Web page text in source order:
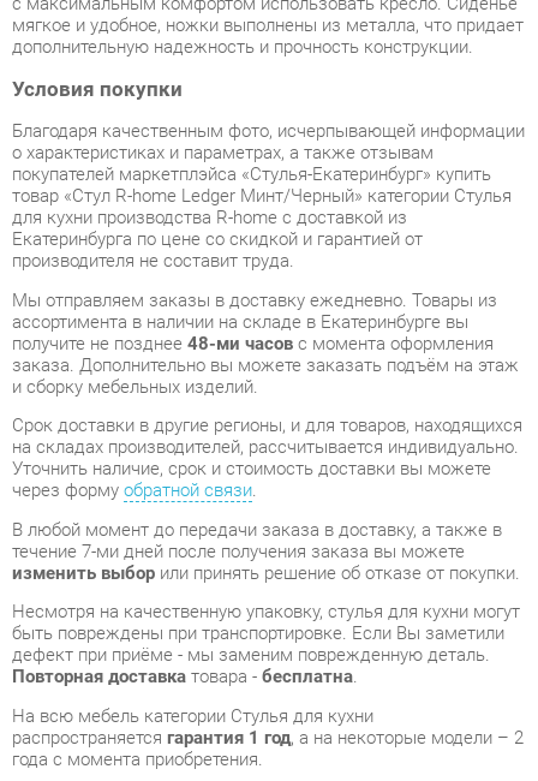
Благодаря качественным фото, исчерпывающей информации
о характеристиках и параметрах, а также отзывам
покупателей маркетплэйса «Стулья-Екатеринбург» купить
товар «Стул R-home Ledger Минт/Черный» категории Стулья
для кухни производства R-home с доставкой из
Екатеринбурга по цене со скидкой и гарантией от
производителя не составит труда.
Мы отправляем заказы в доставку ежедневно. Товары из
ассортимента в наличии на складе в Екатеринбурге вы
получите не позднее48-ми часовс момента оформления
заказа. Дополнительно вы можете заказать подъём на этаж
Срок доставки в другие регионы, и для товаров, находящихся
на складах производителей, рассчитывается индивидуально.
Уточнить наличие, срок и стоимость доставки вы можете
через формуобратной связи.
В любой момент до передачи заказа в доставку, а также в
течение 7-ми дней после получения заказа вы можете
изменить выборили принять решение об отказе от покупки.
Несмотря на качественную упаковку, стулья для кухни могут
быть повреждены при транспортировке. Если Вы заметили
дефект при приёме - мы заменим поврежденную деталь.
Повторная доставкатовара -бесплатна.
На всю мебель категории Стулья для кухни
распространяетсягарантия 1 год, а на некоторые модели – 2
года с момента приобретения.
Стул R-home Ledger Минт/Черный- это качественное
современному государственному стандарту.
Надеемся, вы останетесь довольны вашим приобретением, и